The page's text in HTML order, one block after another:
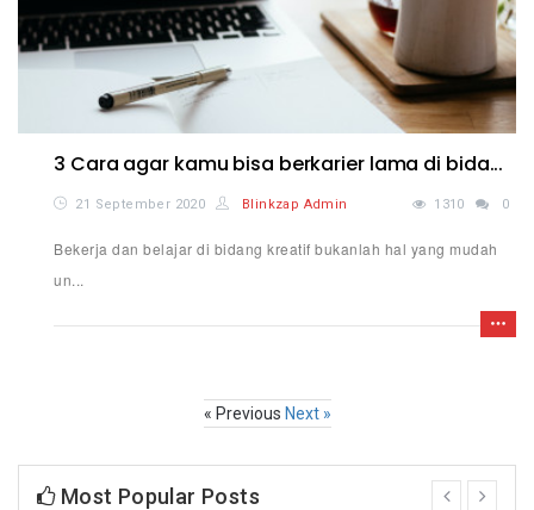
3 Cara agar kamu bisa berkarier lama di bida...
21 September 2020 Blinkzap Admin 1310 0
Bekerja dan belajar di bidang kreatif bukanlah hal yang mudah
un...
« Previous Next »
Most Popular Posts
prev